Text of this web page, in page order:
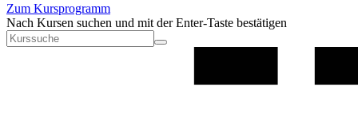
Zum Kursprogramm
Nach Kursen suchen und mit der Enter-Taste bestätigen